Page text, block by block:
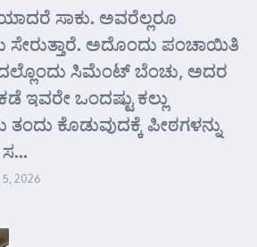
ಸಾಕು. ಅವರೆಲ್ಲರೂ
ಸೇರುತ್ತಾರೆ. ಅದೊಂದು ಪಂಚಾಯಿತಿ
ಸಿಮೆಂಟ್ ಬೆಂಚು, ಅದರ
ಇವರೇ ಒಂದಷ್ಟು ಕಲ್ಲು
ತಂದು ಕೊಡುವುದಕ್ಕೆ ಪೀಠಗಳನ್ನು
5, 2026